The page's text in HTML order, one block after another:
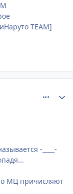
TEAM]
-____-
МЦ причисляют